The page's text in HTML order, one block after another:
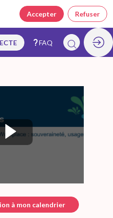
FAQ
à mon calendrier
Accepter Refuser